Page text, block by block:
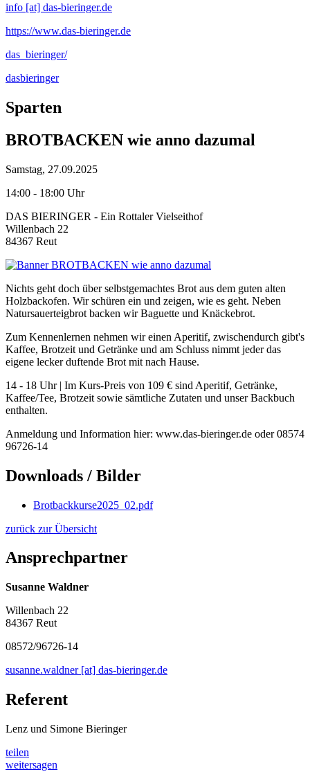
info [at] das-bieringer.de
https://www.das-bieringer.de
das_bieringer/
dasbieringer
Sparten
BROTBACKEN wie anno dazumal
Samstag, 27.09.2025
14:00 - 18:00 Uhr
DAS BIERINGER - Ein Rottaler Vielseithof
Willenbach 22
84367 Reut
Nichts geht doch über selbstgemachtes Brot aus dem guten alten
Holzbackofen. Wir schüren ein und zeigen, wie es geht. Neben
Natursauerteigbrot backen wir Baguette und Knäckebrot.
Zum Kennenlernen nehmen wir einen Aperitif, zwischendurch gibt's
Kaffee, Brotzeit und Getränke und am Schluss nimmt jeder das
eigene lecker duftende Brot mit nach Hause.
14 - 18 Uhr | Im Kurs-Preis von 109 € sind Aperitif, Getränke,
Kaffee/Tee, Brotzeit sowie sämtliche Zutaten und unser Backbuch
enthalten.
Anmeldung und Information hier: www.das-bieringer.de oder 08574
96726-14
Downloads / Bilder
Brotbackkurse2025_02.pdf
zurück zur Übersicht
Ansprechpartner
Susanne Waldner
Willenbach 22
84367 Reut
08572/96726-14
susanne.waldner [at] das-bieringer.de
Referent
Lenz und Simone Bieringer
teilen
weitersagen